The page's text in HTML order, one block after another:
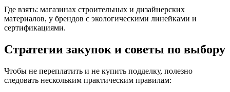
Где взять: магазинах строительных и дизайнерских
материалов, у брендов с экологическими линейками и
сертификациями.
Стратегии закупок и советы по выбору
Чтобы не переплатить и не купить подделку, полезно
следовать нескольким практическим правилам: